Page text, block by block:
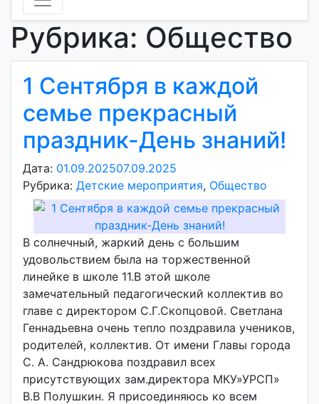
Рубрика: Общество
1 Сентября в каждой
семье прекрасный
праздник-День знаний!
Дата: 01.09.202507.09.2025
в
т
р
:
v
o
i
d
d
m
d
y
Рубрика: Детские мероприятия, Общество
В солнечный, жаркий день с большим
удовольствием была на торжественной
линейке в школе 11.В этой школе
замечательный педагогический коллектив во
главе с директором С.Г.Скопцовой. Светлана
Геннадьевна очень тепло поздравила учеников,
родителей, коллектив. От имени Главы города
С. А. Сандрюкова поздравил всех
присутствующих зам.директора МКУ»УРСП»
В.В Полушкин. Я присоединяюсь ко всем